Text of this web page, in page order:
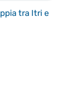
tra Itri e